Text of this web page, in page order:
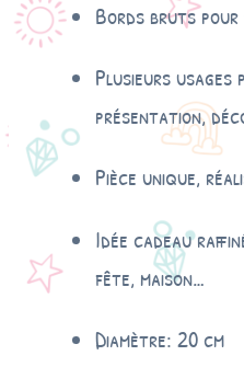
Bords bruts
Plusieurs usages
présentation,
Pièce unique,
Idée cadeau
fête, maison…
Diamètre: 20 cm